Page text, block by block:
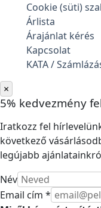
Cookie (süti)
Árlista
Árajánlat kérés
Kapcsolat
KATA /
×
5% kedvezmény
Iratkozz fel
következő
legújabb
Név
Email cím *